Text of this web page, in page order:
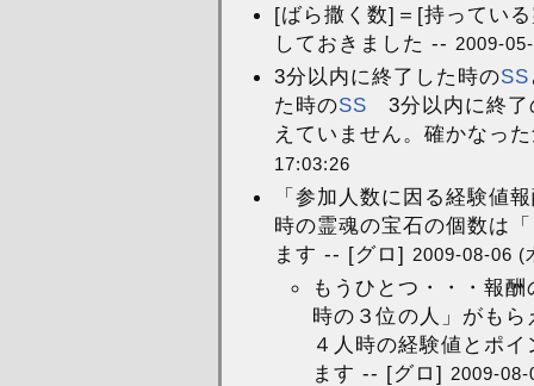
[ばら撒く数]＝[持ってい
しておきました -- 2009-
3分以内に終了した時のSS
た時のSS 3分以内に終了
えていません。確かなっ
17:03:26
「参加人数に因る経験値
時の霊魂の宝石の個数は
ます -- [グロ] 2009-08-06 (
もうひとつ・・・報
時の３位の人」がも
４人時の経験値とポ
ます -- [グロ] 2009-